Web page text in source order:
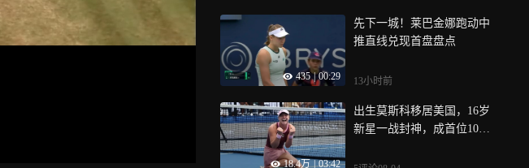
435 | 00:29
先下一城！莱巴金娜跑动中
推直线兑现首盘盘点
13小时前
18.4万 | 03:42
出生莫斯科移居美国，16岁
新星一战封神，成首位10后